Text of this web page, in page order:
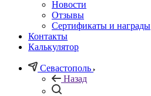
Новости
Отзывы
Сертификаты и награды
Контакты
Калькулятор
Севастополь
Назад